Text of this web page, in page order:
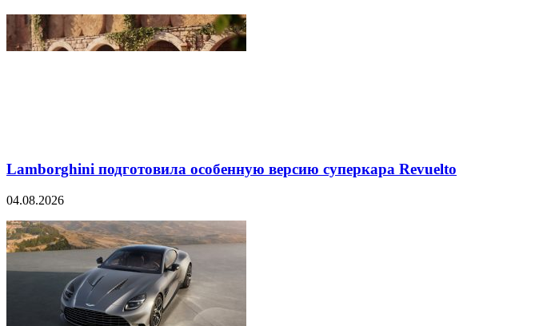
Lamborghini подготовила особенную версию суперкара Revuelto
04.08.2026